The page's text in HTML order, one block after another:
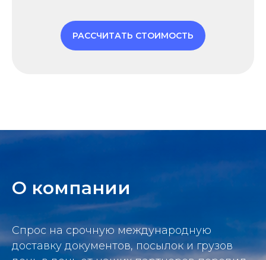
РАССЧИТАТЬ СТОИМОСТЬ
О компании
Спрос на срочную международную
доставку документов, посылок и грузов